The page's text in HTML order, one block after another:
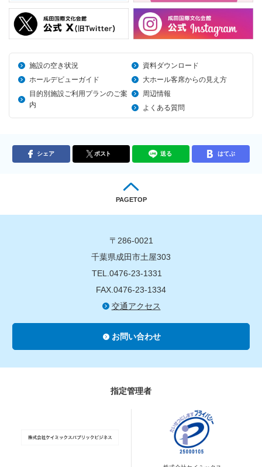
施設の空き状況
資料ダウンロード
ホールデビューガイド
大ホール客席からの見え方
目的別施設ご利用プランのご案
内
周辺情報
よくある質問
シェア ポスト 送る はてぶ
PAGETOP
〒286-0021
千葉県成田市土屋303
TEL.0476-23-1331
FAX.0476-23-1334
交通アクセス
お問い合わせ
指定管理者